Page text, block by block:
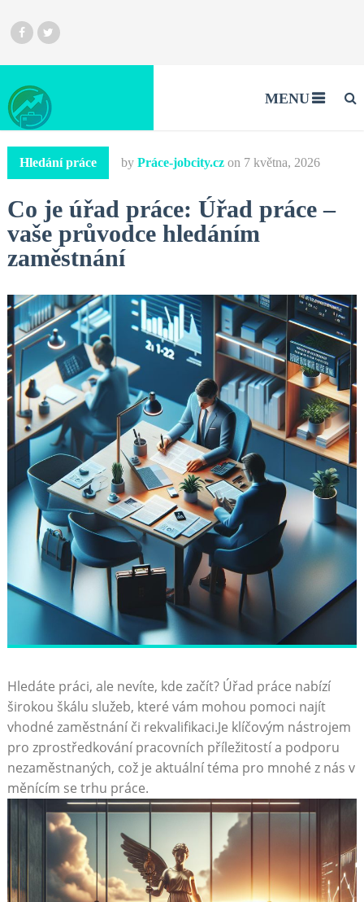
MENU
Hledání práce by Práce-jobcity.cz on 7 května, 2026
Co je úřad práce: Úřad práce –
vaše průvodce hledáním
zaměstnání
Hledáte práci, ale nevíte, kde začít? Úřad práce nabízí
širokou škálu služeb, které vám mohou pomoci najít
vhodné zaměstnání či rekvalifikaci.Je klíčovým nástrojem
pro zprostředkování pracovních příležitostí a podporu
nezaměstnaných, což je aktuální téma pro mnohé z nás v
měnícím se trhu práce.